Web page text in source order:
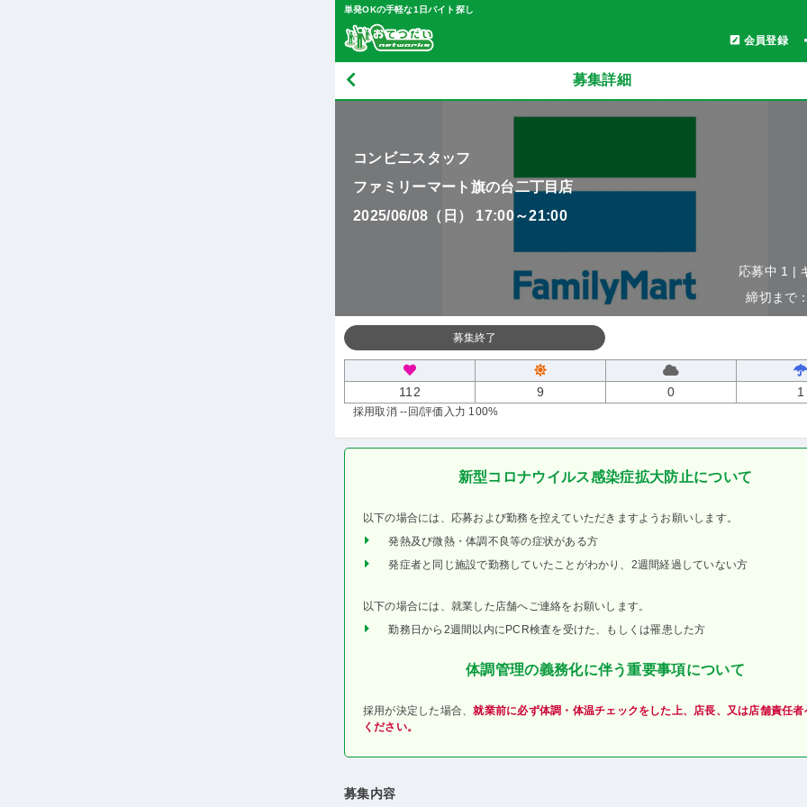
単発OKの手軽な1日バイト探し
会員登録
募集詳細
コンビニスタッフ
ファミリーマート旗の台二丁目店
2025/06/08（日） 17:00～21:00
応募中 1 |
締切まで
募集終了
112 9 0 1
採用取消 --回/評価入力 100%
新型コロナウイルス感染症拡大防止について
以下の場合には、応募および勤務を控えていただきますようお願いします。
発熱及び微熱・体調不良等の症状がある方
発症者と同じ施設で勤務していたことがわかり、2週間経過していない方
以下の場合には、就業した店舗へご連絡をお願いします。
勤務日から2週間以内にPCR検査を受けた、もしくは罹患した方
体調管理の義務化に伴う重要事項について
採用が決定した場合、就業前に必ず体調・体温チェックをした上、店長、又は店舗責任者
ください。
募集内容